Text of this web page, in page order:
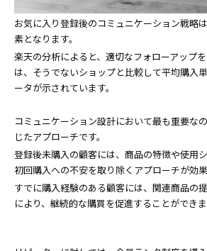
お気に入り登録後のコミュニケーション戦略
素となります。
楽天の分析によると、適切なフォローアップ
は、そうでないショップと比較して平均購入
ータが示されています。
コミュニケーション設計において最も重要な
じたアプローチです。
登録後未購入の顧客には、商品の特徴や使用
初回購入への不安を取り除くアプローチが効果
すでに購入経験のある顧客には、関連商品の
により、継続的な購買を促進することができま